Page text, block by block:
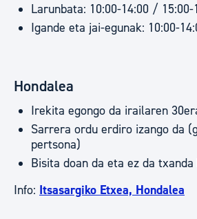
Larunbata: 10:00-14:00 / 15:00-
Igande eta jai-egunak: 10:00-
Hondalea
Irekita egongo da irailaren
Sarrera ordu erdiro izango da
pertsona)
Bisita doan da eta ez da
Info: Itsasargiko Etxea, Hondalea